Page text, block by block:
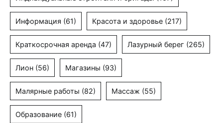
Информация (61) Красота и здоровье (217)
Краткосрочная аренда (47) Лазурный берег (265)
Лион (56) Магазины (93)
Малярные работы (82) Массаж (55)
Образование (61)